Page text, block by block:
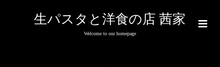
生パスタと洋食の店 茜家
Welcome to our homepage